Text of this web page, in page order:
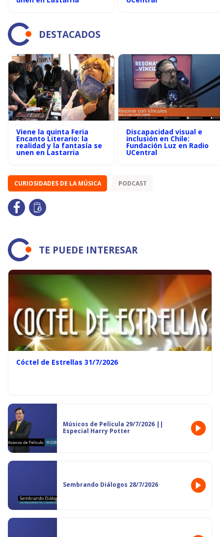
DESTACADOS
Viene la quinta Feria
Encanto Literario: la
realidad y la fantasía se
unen en Lastarria
Discapacidad visual e
inclusión en Chile:
Fundación Luz en Radio
UCentral
CURIOSIDADES DE LA MÚSICA PODCAST
TE PUEDE INTERESAR
Cóctel de Estrellas 31/7/2026
Músicos de Película 29/7/2026 ||
Especial Harry Potter
Sembrando Diálogos 28/7/2026